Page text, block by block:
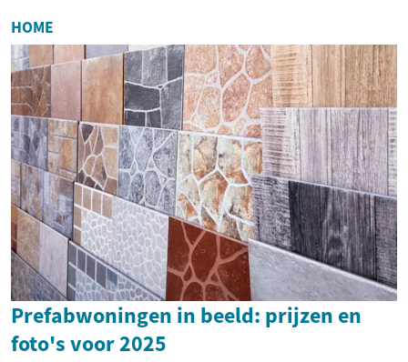
HOME
Prefabwoningen in beeld: prijzen en
foto's voor 2025